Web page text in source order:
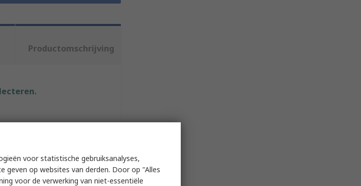
Productomschrijving
Development Tool
Board
voor statistische gebruiksanalyses,
geven op websites van derden. Door op "Alles
voor de verwerking van niet-essentiële